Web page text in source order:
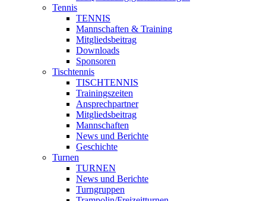
Tennis
TENNIS
Mannschaften & Training
Mitgliedsbeitrag
Downloads
Sponsoren
Tischtennis
TISCHTENNIS
Trainingszeiten
Ansprechpartner
Mitgliedsbeitrag
Mannschaften
News und Berichte
Geschichte
Turnen
TURNEN
News und Berichte
Turngruppen